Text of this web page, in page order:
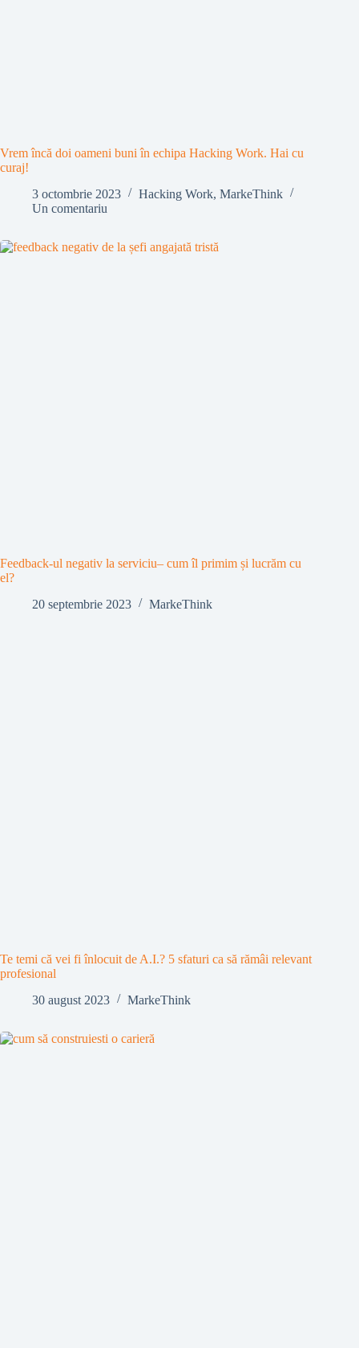
Vrem încă doi oameni buni în echipa Hacking Work. Hai cu
curaj!
3 octombrie 2023
Hacking Work, MarkeThink
Un comentariu
Feedback-ul negativ la serviciu– cum îl primim și lucrăm cu
el?
20 septembrie 2023
MarkeThink
Te temi că vei fi înlocuit de A.I.? 5 sfaturi ca să rămâi relevant
profesional
30 august 2023
MarkeThink